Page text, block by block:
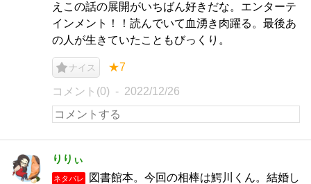
えこの話の展開がいちばん好きだな。エンターテ
インメント！！読んでいて血湧き肉躍る。最後あ
の人が生きていたこともびっくり。
ナイス ★7
コメント(0) 2022/12/26
りりぃ
ネタバレ
図書館本。今回の相棒は鰐川くん。結婚し